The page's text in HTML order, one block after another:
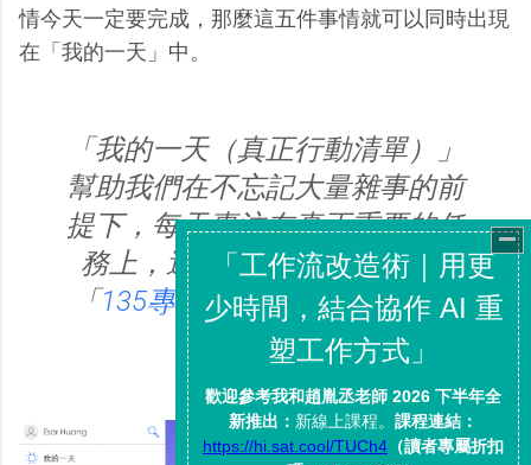
情今天一定要完成，那麼這五件事情就可以同時出現
在「我的一天」中。
「我的一天（真正行動清單）」
幫助我們在不忘記大量雜事的前
提下，每天專注在真正重要的任
務上，這也是我之前分享過用
「 135專注法則列每日清單」的
方法。